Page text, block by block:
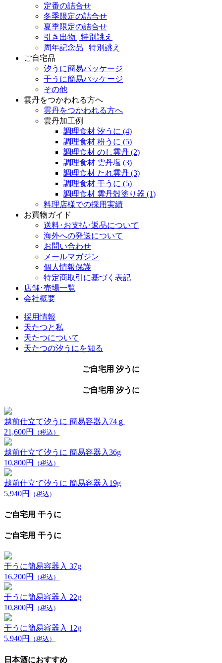
定番の詰合せ
冬季限定の詰合せ
夏季限定の詰合せ
引き出物 | 特別誂え
周年記念品 | 特別誂え
ご自宅品
汐うに簡易パッケージ
干うに簡易パッケージ
その他
雲丹をつかわれる方へ
雲丹をつかわれる方へ
雲丹加工例
調理食材 汐うに (4)
調理食材 粉うに (5)
調理食材 のし雲丹 (2)
調理食材 雲丹塩 (3)
調理食材 たれ雲丹 (3)
調理食材 干うに (5)
調理食材 雲丹殻塗り器 (1)
料理店様での採用実績
お買物ガイド
送料･お支払･返品について
海外への発送について
お問い合わせ
メールマガジン
個人情報保護
特定商取引に基づく表記
店舗･売場一覧
会社概要
採用情報
天たつと私
天たつについて
天たつの汐うにを知る
ご自宅用 汐うに
ご自宅用 汐うに
越前仕立て汐うに 簡易容器入74ｇ
21,600円
（税込）
越前仕立て汐うに 簡易容器入36g
10,800円
（税込）
越前仕立て汐うに 簡易容器入19g
5,940円
（税込）
ご自宅用 干うに
ご自宅用 干うに
干うに簡易容器入 37g
16,200円
（税込）
干うに簡易容器入 22g
10,800円
（税込）
干うに簡易容器入 12g
5,940円
（税込）
日本酒におすすめ